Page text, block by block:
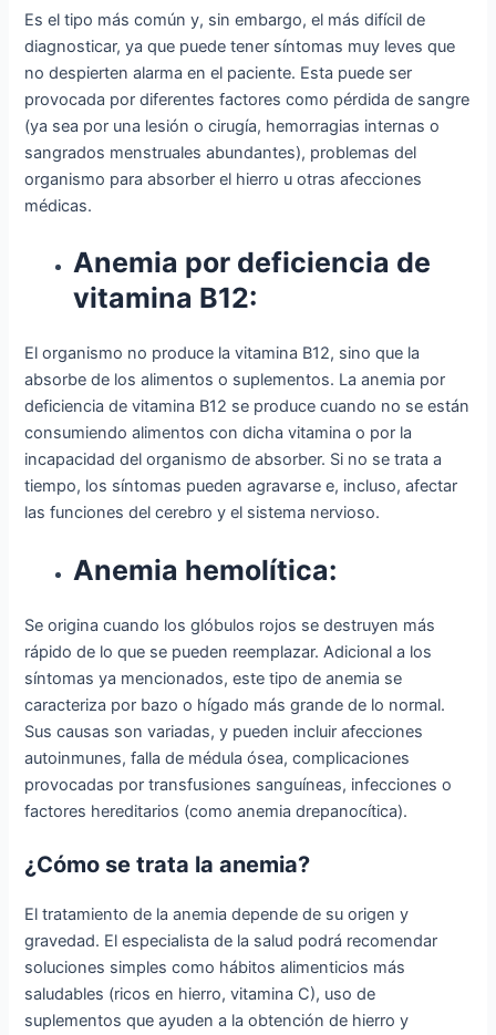
Es el tipo más común y, sin embargo, el más difícil de
diagnosticar, ya que puede tener síntomas muy leves que
no despierten alarma en el paciente. Esta puede ser
provocada por diferentes factores como pérdida de sangre
(ya sea por una lesión o cirugía, hemorragias internas o
sangrados menstruales abundantes), problemas del
organismo para absorber el hierro u otras afecciones
médicas.
Anemia por deficiencia de
vitamina B12:
El organismo no produce la vitamina B12, sino que la
absorbe de los alimentos o suplementos. La anemia por
deficiencia de vitamina B12 se produce cuando no se están
consumiendo alimentos con dicha vitamina o por la
incapacidad del organismo de absorber. Si no se trata a
tiempo, los síntomas pueden agravarse e, incluso, afectar
las funciones del cerebro y el sistema nervioso.
Anemia hemolítica:
Se origina cuando los glóbulos rojos se destruyen más
rápido de lo que se pueden reemplazar. Adicional a los
síntomas ya mencionados, este tipo de anemia se
caracteriza por bazo o hígado más grande de lo normal.
Sus causas son variadas, y pueden incluir afecciones
autoinmunes, falla de médula ósea, complicaciones
provocadas por transfusiones sanguíneas, infecciones o
factores hereditarios (como anemia drepanocítica).
¿Cómo se trata la anemia?
El tratamiento de la anemia depende de su origen y
gravedad. El especialista de la salud podrá recomendar
soluciones simples como hábitos alimenticios más
saludables (ricos en hierro, vitamina C), uso de
suplementos que ayuden a la obtención de hierro y